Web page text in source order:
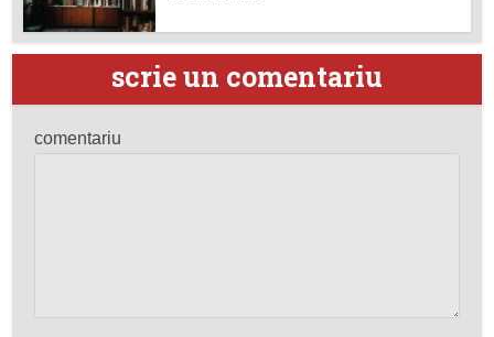
scrie un comentariu
comentariu